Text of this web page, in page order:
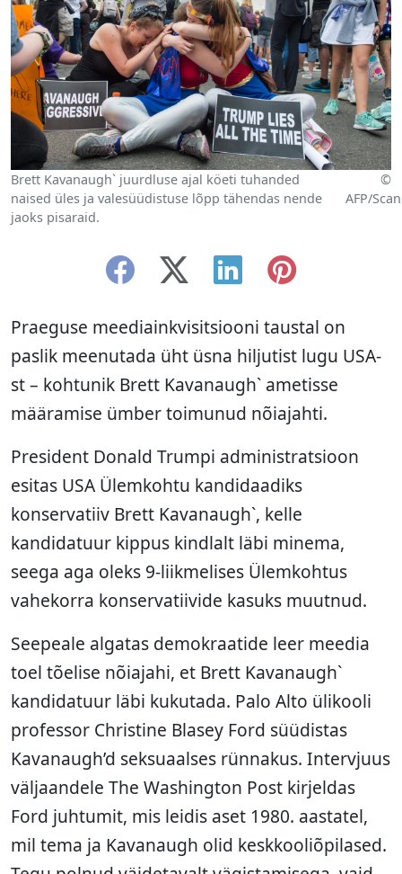
Brett Kavanaugh` juurdluse ajal köeti tuhanded
naised üles ja valesüüdistuse lõpp tähendas nende
jaoks pisaraid.
©
AFP/
Praeguse meediainkvisitsiooni taustal on
paslik meenutada üht üsna hiljutist lugu USA-
st – kohtunik Brett Kavanaugh` ametisse
määramise ümber toimunud nõiajahti.
President Donald Trumpi administratsioon
esitas USA Ülemkohtu kandidaadiks
konservatiiv Brett Kavanaugh`, kelle
kandidatuur kippus kindlalt läbi minema,
seega aga oleks 9-liikmelises Ülemkohtus
vahekorra konservatiivide kasuks muutnud.
Seepeale algatas demokraatide leer meedia
toel tõelise nõiajahi, et Brett Kavanaugh`
kandidatuur läbi kukutada. Palo Alto ülikooli
professor Christine Blasey Ford süüdistas
Kavanaugh’d seksuaalses rünnakus. Intervjuus
väljaandele The Washington Post kirjeldas
Ford juhtumit, mis leidis aset 1980. aastatel,
mil tema ja Kavanaugh olid keskkooliõpilased.